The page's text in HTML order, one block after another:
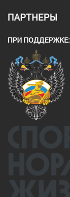
ПАРТНЕРЫ
ПРИ ПОДДЕРЖКЕ: